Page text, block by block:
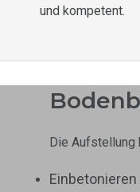
und kompetent.
Die Aufstellung
Einbetonieren